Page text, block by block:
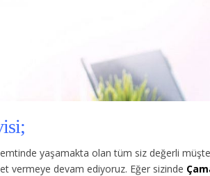
yaşamakta olan tüm siz değerli
vermeye devam ediyoruz. Eğer sizinde